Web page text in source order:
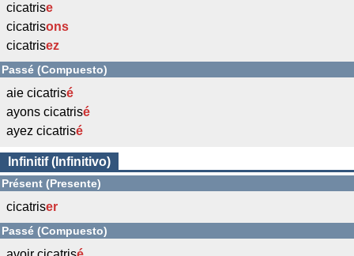
cicatrise
cicatrisons
cicatrisez
Passé (Compuesto)
aie cicatrisé
ayons cicatrisé
ayez cicatrisé
Infinitif (Infinitivo)
Présent (Presente)
cicatriser
Passé (Compuesto)